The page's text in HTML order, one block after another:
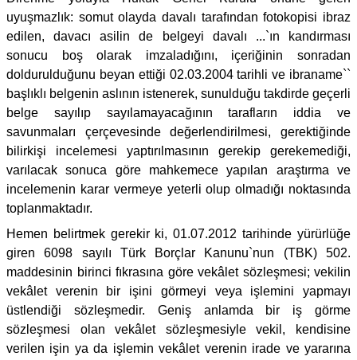
uyuşmazlık: somut olayda davalı tarafından fotokopisi ibraz
edilen, davacı asilin de belgeyi davalı ...`ın kandırması
sonucu boş olarak imzaladığını, içeriğinin sonradan
doldurulduğunu beyan ettiği 02.03.2004 tarihli ve ibraname``
başlıklı belgenin aslının istenerek, sunulduğu takdirde geçerli
belge sayılıp sayılamayacağının tarafların iddia ve
savunmaları çerçevesinde değerlendirilmesi, gerektiğinde
bilirkişi incelemesi yaptırılmasının gerekip gerekemediği,
varılacak sonuca göre mahkemece yapılan araştırma ve
incelemenin karar vermeye yeterli olup olmadığı noktasında
toplanmaktadır.
Hemen belirtmek gerekir ki, 01.07.2012 tarihinde yürürlüğe
giren 6098 sayılı Türk Borçlar Kanunu`nun (TBK) 502.
maddesinin birinci fıkrasına göre vekâlet sözleşmesi; vekilin
vekâlet verenin bir işini görmeyi veya işlemini yapmayı
üstlendiği sözleşmedir. Geniş anlamda bir iş görme
sözleşmesi olan vekâlet sözleşmesiyle vekil, kendisine
verilen işin ya da işlemin vekâlet verenin irade ve yararına